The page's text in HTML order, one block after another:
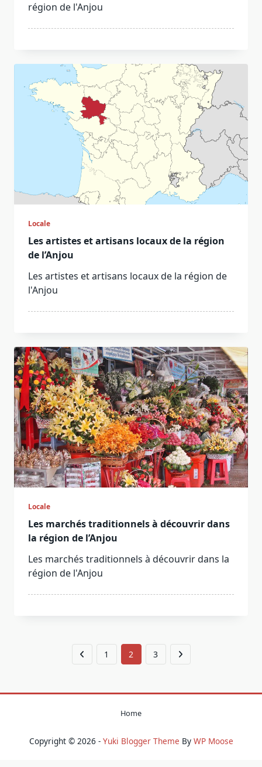
région de l'Anjou
Locale
Les artistes et artisans locaux de la région
de l’Anjou
Les artistes et artisans locaux de la région de
l'Anjou
Locale
Les marchés traditionnels à découvrir dans
la région de l’Anjou
Les marchés traditionnels à découvrir dans la
région de l'Anjou
1 2 3
Home
Copyright © 2026 - Yuki Blogger Theme By WP Moose